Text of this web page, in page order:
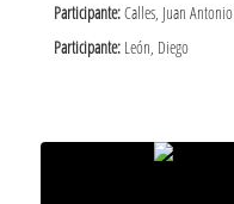
Participante:Calles, Juan Antonio
Participante: León, Diego